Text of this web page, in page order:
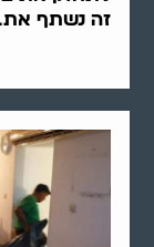
זה נשתף